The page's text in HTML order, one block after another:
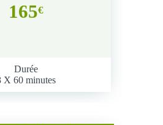
165€
Durée
X 60 minutes